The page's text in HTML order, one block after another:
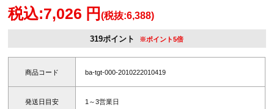
税込:7,026 円(税抜:6,388)
319ポイント ※ポイント5倍
商品コード ba-tgt-000-2010222010419
発送日目安 1～3営業日